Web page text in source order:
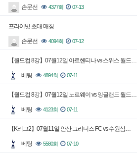
손문선 4377회 07-13
프라이빗 초대 매칭
손문선 4094회 07-12
【월드컵 8강】07월12일 아르헨티나 vs 스위스 월드…
베팅 4894회 07-11
【월드컵 8강】07월12일 노르웨이 vs 잉글랜드 월드…
베팅 4123회 07-11
【K리그2】07월11일 안산 그리너스 FC vs 수원삼…
베팅 5580회 07-10